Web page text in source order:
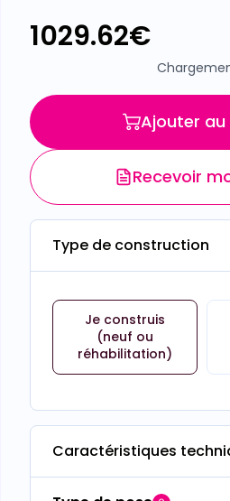
1029.62€
Ajouter au
Recevoir
Type de construction
Je construis
(neuf ou
réhabilitation)
Caractéristiques